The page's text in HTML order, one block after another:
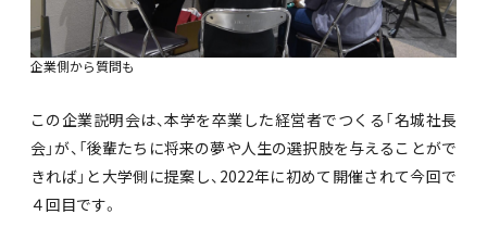
企業側から質問も
この企業説明会は、本学を卒業した経営者でつくる「名城社長
会」が、「後輩たちに将来の夢や人生の選択肢を与えることがで
きれば」と大学側に提案し、2022年に初めて開催されて今回で
４回目です。